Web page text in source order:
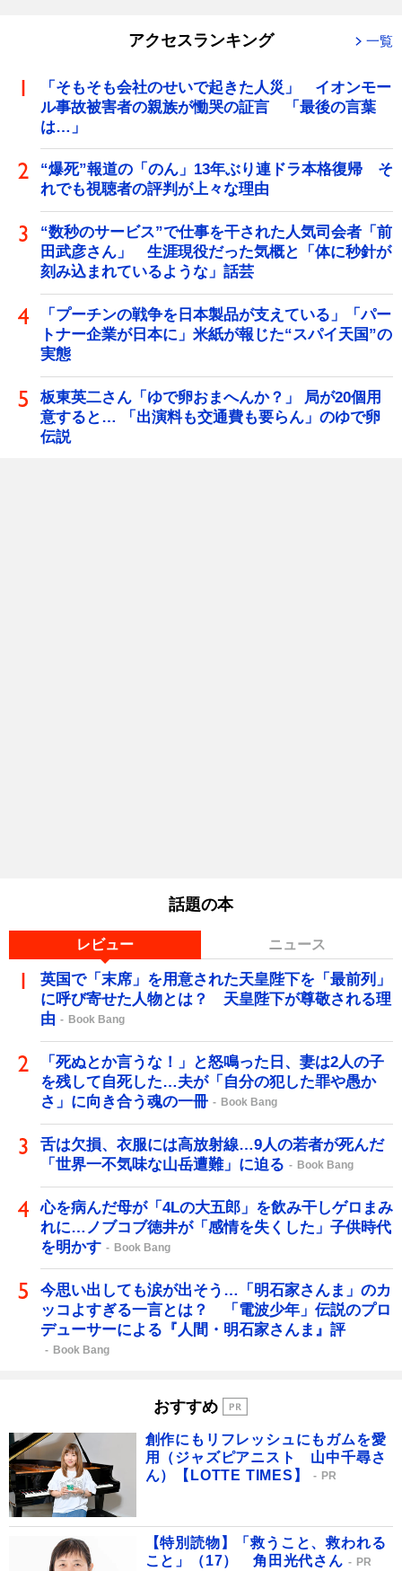
アクセスランキング 一覧
「そもそも会社のせいで起きた人災」 イオンモー
ル事故被害者の親族が慟哭の証言 「最後の言葉
は…」
“爆死”報道の「のん」13年ぶり連ドラ本格復帰 そ
れでも視聴者の評判が上々な理由
“数秒のサービス”で仕事を干された人気司会者「前
田武彦さん」 生涯現役だった気概と「体に秒針が
刻み込まれているような」話芸
「プーチンの戦争を日本製品が支えている」「パー
トナー企業が日本に」米紙が報じた“スパイ天国”の
実態
板東英二さん「ゆで卵おまへんか？」 局が20個用
意すると… 「出演料も交通費も要らん」のゆで卵
伝説
話題の本
レビュー ニュース
英国で「末席」を用意された天皇陛下を「最前列」
に呼び寄せた人物とは？ 天皇陛下が尊敬される理
由
Book Bang
「死ぬとか言うな！」と怒鳴った日、妻は2人の子
を残して自死した…夫が「自分の犯した罪や愚か
さ」に向き合う魂の一冊
Book Bang
舌は欠損、衣服には高放射線…9人の若者が死んだ
「世界一不気味な山岳遭難」に迫る
Book Bang
心を病んだ母が「4Lの大五郎」を飲み干しゲロまみ
れに…ノブコブ徳井が「感情を失くした」子供時代
を明かす
Book Bang
今思い出しても涙が出そう…「明石家さんま」のカ
ッコよすぎる一言とは？ 「電波少年」伝説のプロ
デューサーによる『人間・明石家さんま』評
Book Bang
おすすめ
創作にもリフレッシュにもガムを愛
用（ジャズピアニスト 山中千尋さ
ん）【LOTTE TIMES】
PR
【特別読物】「救うこと、救われる
こと」（17） 角田光代さん
PR